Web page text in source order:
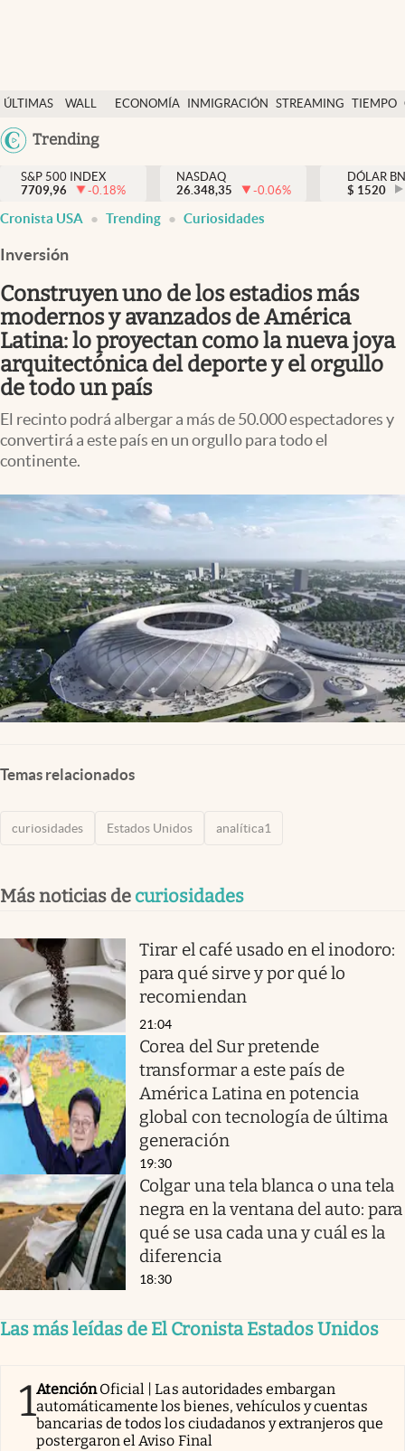
ÚLTIMAS
NOTICIAS
WALL
DÓLAR
ECONOMÍA INMIGRACIÓN STREAMING TIEMPO
México
Trending
Finanzas y economía
Wall Street y dólar
Inmigración
Espiritual
Streaming
PC y mobile
Lifestyle
USA
S&P 500 INDEX
7709,96
-0.18%
NASDAQ
26.348,35
-0.06%
DÓLAR
$ 1520
Cronista USA Trending Curiosidades
Inversión
Construyen uno de los estadios más
modernos y avanzados de América
Latina: lo proyectan como la nueva joya
arquitectónica del deporte y el orgullo
de todo un país
El recinto podrá albergar a más de 50.000 espectadores y
convertirá a este país en un orgullo para todo el
continente.
Temas relacionados
curiosidades Estados Unidos analítica1
Más noticias de curiosidades
Tirar el café usado en el inodoro:
para qué sirve y por qué lo
recomiendan
21:04
Corea del Sur pretende
transformar a este país de
América Latina en potencia
global con tecnología de última
generación
19:30
Colgar una tela blanca o una tela
negra en la ventana del auto: para
qué se usa cada una y cuál es la
diferencia
18:30
Las más leídas de El Cronista Estados Unidos
1AtenciónOficial | Las autoridades embargan
automáticamente los bienes, vehículos y cuentas
bancarias de todos los ciudadanos y extranjeros que
postergaron el Aviso Final